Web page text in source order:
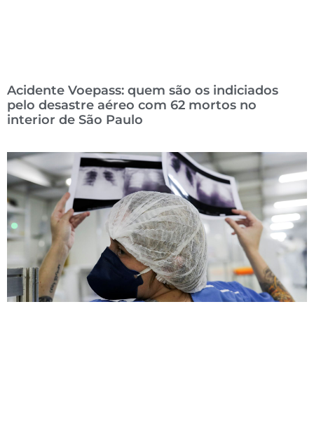
Acidente Voepass: quem são os indiciados
pelo desastre aéreo com 62 mortos no
interior de São Paulo